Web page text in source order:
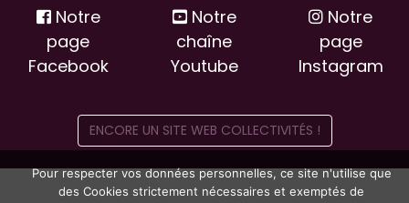
Notre
page
Facebook
Notre
chaîne
Youtube
Notre
page
Instagram
ENCORE UN SITE WEB COLLECTIVITÉS !
Pour respecter vos données personnelles, ce site n'utilise que
des Cookies strictement nécessaires et exemptés de